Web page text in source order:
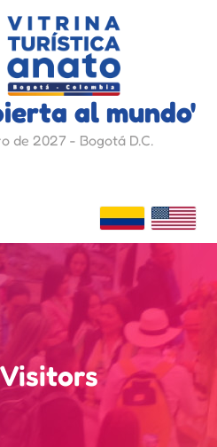
al mundo'
de 2027 - Bogotá D.C.